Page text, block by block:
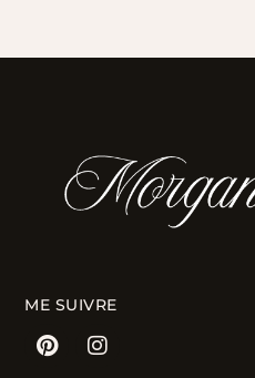
ME SUIVRE